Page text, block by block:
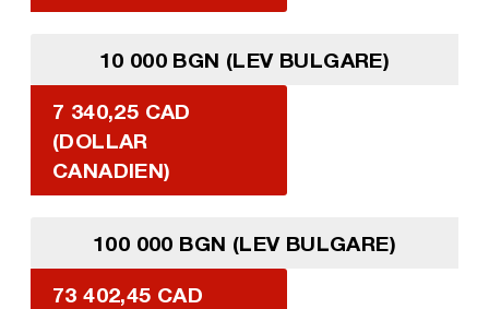
10 000 BGN (LEV BULGARE)
7 340,25 CAD
(DOLLAR
CANADIEN)
100 000 BGN (LEV BULGARE)
73 402,45 CAD